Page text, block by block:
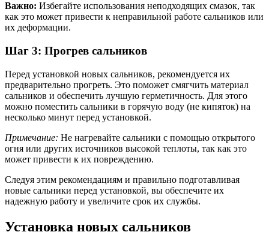
Важно: Избегайте использования неподходящих смазок, так
как это может привести к неправильной работе сальников или
их деформации.
Шаг 3: Прогрев сальников
Перед установкой новых сальников, рекомендуется их
предварительно прогреть. Это поможет смягчить материал
сальников и обеспечить лучшую герметичность. Для этого
можно поместить сальники в горячую воду (не кипяток) на
несколько минут перед установкой.
Примечание: Не нагревайте сальники с помощью открытого
огня или других источников высокой теплоты, так как это
может привести к их повреждению.
Следуя этим рекомендациям и правильно подготавливая
новые сальники перед установкой, вы обеспечите их
надежную работу и увеличите срок их службы.
Установка новых сальников